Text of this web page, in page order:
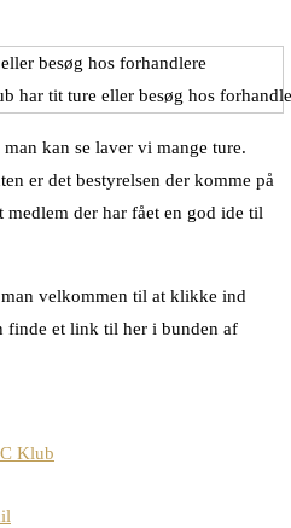
har tit ture eller besøg hos
kan se laver vi mange ture.
er det bestyrelsen der komme på
medlem der har fået en god ide til
velkommen til at klikke ind
finde et link til her i bunden af
Klub